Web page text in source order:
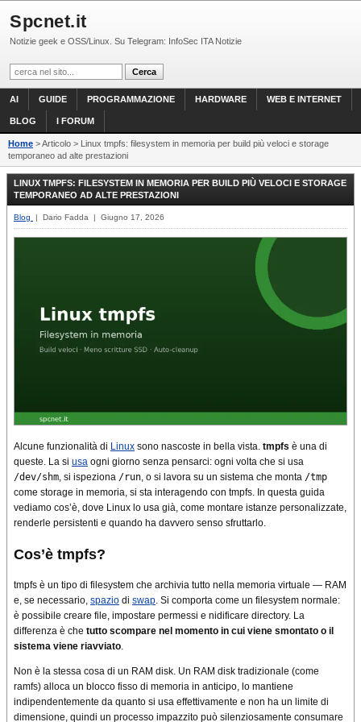
Spcnet.it
Notizie geek e OSS/Linux. Su Telegram: InfoSec ITA Notizie
AI GUIDE PROGRAMMAZIONE HARDWARE WEB E INTERNET
BLOG I FORUM
Home > Articolo > Linux tmpfs: filesystem in memoria per build più veloci e storage
temporaneo ad alte prestazioni
LINUX TMPFS: FILESYSTEM IN MEMORIA PER BUILD PIÙ VELOCI E STORAGE
TEMPORANEO AD ALTE PRESTAZIONI
Blog | Dario Fadda | Giugno 17, 2026
Alcune funzionalità di Linux sono nascoste in bella vista. tmpfs è una di
queste. La si usa ogni giorno senza pensarci: ogni volta che si usa
/dev/shm , si ispeziona /run , o si lavora su un sistema che monta /tmp
come storage in memoria, si sta interagendo con tmpfs. In questa guida
vediamo cos’è, dove Linux lo usa già, come montare istanze personalizzate,
renderle persistenti e quando ha davvero senso sfruttarlo.
Cos’è tmpfs?
tmpfs è un tipo di filesystem che archivia tutto nella memoria virtuale — RAM
e, se necessario, spazio di swap . Si comporta come un filesystem normale:
è possibile creare file, impostare permessi e nidificare directory. La
differenza è che tutto scompare nel momento in cui viene smontato o il
sistema viene riavviato
Non è la stessa cosa di un RAM disk. Un RAM disk tradizionale (come
ramfs) alloca un blocco fisso di memoria in anticipo, lo mantiene
indipendentemente da quanto si usa effettivamente e non ha un limite di
dimensione, quindi un processo impazzito può silenziosamente consumare